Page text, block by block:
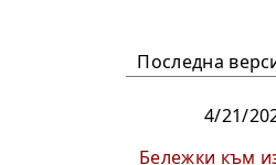
Последна
4/21/
Бележки към